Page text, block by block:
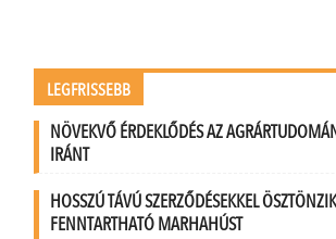
LEGFRISSEBB
NÖVEKVŐ ÉRDEKLŐDÉS AZ
IRÁNT
HOSSZÚ TÁVÚ SZERZŐDÉSEKKEL
FENNTARTHATÓ MARHAHÚST